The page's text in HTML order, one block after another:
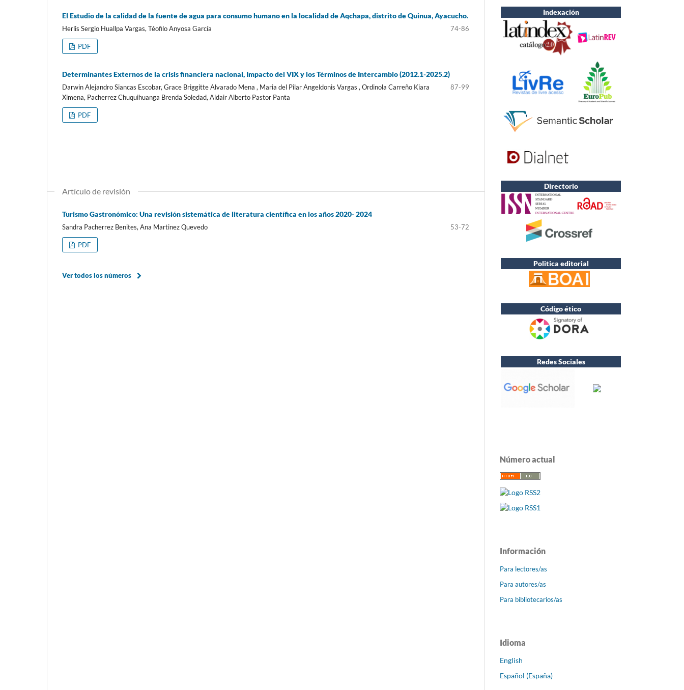
El Estudio de la calidad de la fuente de agua para consumo humano en la localidad de Aqchapa, distrito de Quinua, Ayacucho.
Herlis Sergio Huallpa Vargas, Téofilo Anyosa García 74-86
PDF
Determinantes Externos de la crisis financiera nacional, Impacto del VIX y los Términos de Intercambio (2012.1-2025.2)
Darwin Alejandro Siancas Escobar, Grace Briggitte Alvarado Mena , Maria del Pilar Angeldonis Vargas , Ordinola Carreño Kiara
Ximena, Pacherrez Chuquihuanga Brenda Soledad, Aldair Alberto Pastor Panta
87-99
PDF
Artículo de revisión
Turismo Gastronómico: Una revisión sistemática de literatura científica en los años 2020- 2024
Sandra Pacherrez Benites, Ana Martinez Quevedo 53-72
PDF
Ver todos los números
Indexación
Directorio
Politica editorial
Código ético
Redes Sociales
Número actual
Información
Para lectores/as
Para autores/as
Para bibliotecarios/as
Idioma
English
Español (España)